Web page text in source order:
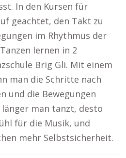
In den Kursen für
geachtet, den Takt zu
im Rhythmus der
lernen in 2
Brig Gli. Mit einem
man die Schritte nach
und die Bewegungen
länger man tanzt, desto
für die Musik, und
mehr Selbstsicherheit.